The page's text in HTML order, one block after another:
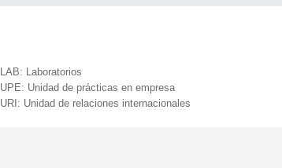
LAB: Laboratorios
UPE: Unidad de prácticas en empresa
URI: Unidad de relaciones internacionales